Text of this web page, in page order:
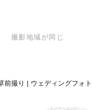
プランでご案内可能と
から様々なロケーショ
撮影地域が同じ